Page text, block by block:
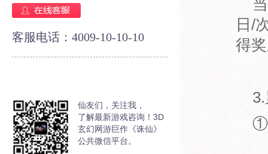
客服电话：4009-10-10-10
仙友们，关注我，
了解最新游戏咨询！3D
玄幻网游巨作《诛仙》
公共微信平台。
日/
得
①